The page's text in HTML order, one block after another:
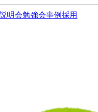
明会勉強会事例採用